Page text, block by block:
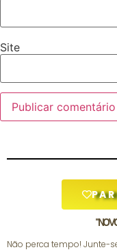
Site
Não perca tempo! Junte-